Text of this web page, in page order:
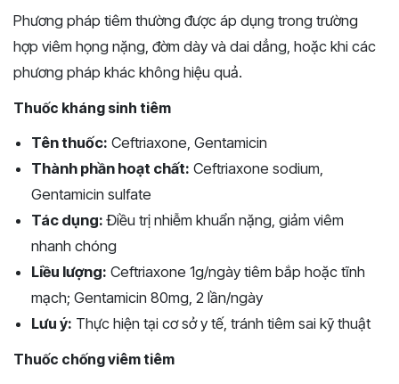
Phương pháp tiêm thường được áp dụng trong trường
hợp viêm họng nặng, đờm dày và dai dẳng, hoặc khi các
phương pháp khác không hiệu quả.
Thuốc kháng sinh tiêm
Tên thuốc: Ceftriaxone, Gentamicin
Thành phần hoạt chất: Ceftriaxone sodium,
Gentamicin sulfate
Tác dụng: Điều trị nhiễm khuẩn nặng, giảm viêm
nhanh chóng
Liều lượng: Ceftriaxone 1g/ngày tiêm bắp hoặc tĩnh
mạch; Gentamicin 80mg, 2 lần/ngày
Lưu ý: Thực hiện tại cơ sở y tế, tránh tiêm sai kỹ thuật
Thuốc chống viêm tiêm